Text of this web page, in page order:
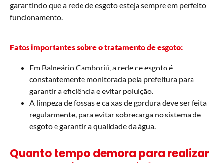
garantindo que a rede de esgoto esteja sempre em perfeito
funcionamento.
Fatos importantes sobre o tratamento de esgoto:
Em Balneário Camboriú, a rede de esgoto é
constantemente monitorada pela prefeitura para
garantir a eficiência e evitar poluição.
A limpeza de fossas e caixas de gordura deve ser feita
regularmente, para evitar sobrecarga no sistema de
esgoto e garantir a qualidade da água.
Quanto tempo demora para realizar